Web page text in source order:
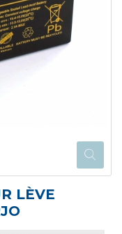
LÈVE